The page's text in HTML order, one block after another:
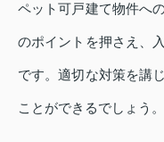
ペット可戸建て物件へ
のポイントを押さえ、
です。適切な対策を講
ことができるでしょう。